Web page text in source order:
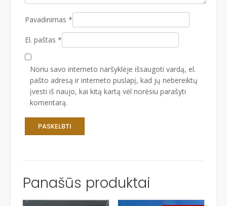
Pavadinimas *
El. paštas *
Noriu savo interneto naršyklėje išsaugoti vardą, el.
pašto adresą ir interneto puslapį, kad jų nebereiktų
įvesti iš naujo, kai kitą kartą vėl norėsiu parašyti
komentarą.
Panašūs produktai